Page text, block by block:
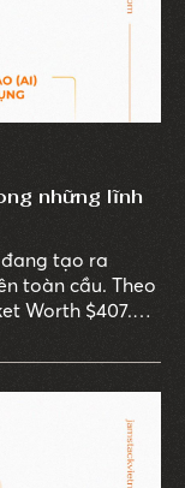
những lĩnh
tạo ra
toàn cầu. Theo
Worth $407.0
tỷ USD vào năm
năm. Con số
sự bùng nổ